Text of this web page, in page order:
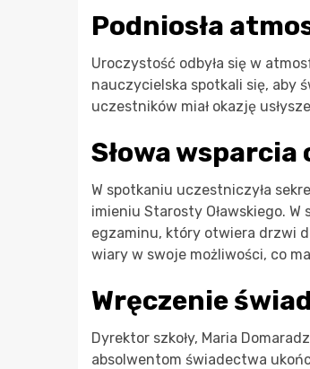
Podniosła
Uroczystość odbyła się w
nauczycielska spotkali się, aby
uczestników miał okazję
Słowa wsparcia
W spotkaniu uczestniczyła
imieniu Starosty Oławskiego.
egzaminu, który otwiera drzwi
wiary w swoje możliwości, co
Wręczenie
Dyrektor szkoły, Maria
absolwentom świadectwa